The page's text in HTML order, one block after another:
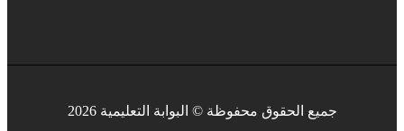
جميع الحقوق محفوظة © البوابة التعليمية 2026